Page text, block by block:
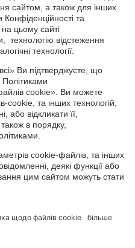
СЕРВІСИ
FacebookTikTok
М. Пимоненка, 13, БЦ "Форум
+38 044 232 44 14; e-mail:
Завжди читайте
перед використанням,
інструкції, піктограми
які містяться у тарній
досвіді, а також на
випробувань. У випадку
параметрів не можна
відповідальність